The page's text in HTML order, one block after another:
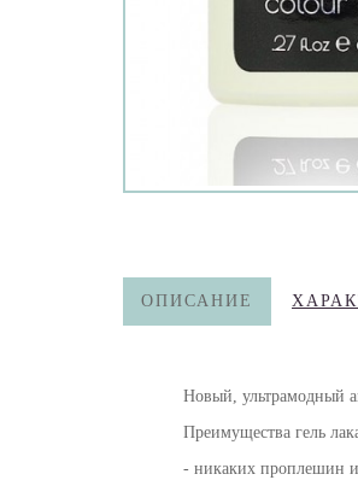
ОПИСАНИЕ
Новый, ультрамодный
Преимущества гель
- никаких проплешин